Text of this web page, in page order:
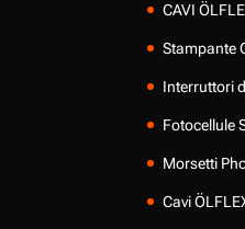
CAVI
Stampante
Interruttori
Fotocellule
Morsetti
Cavi